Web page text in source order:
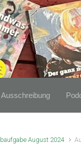
Ausschreibung
August 2024